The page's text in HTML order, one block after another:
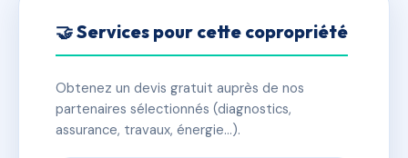
🤝 Services pour cette copropriété
Obtenez un devis gratuit auprès de nos
partenaires sélectionnés (diagnostics,
assurance, travaux, énergie…).